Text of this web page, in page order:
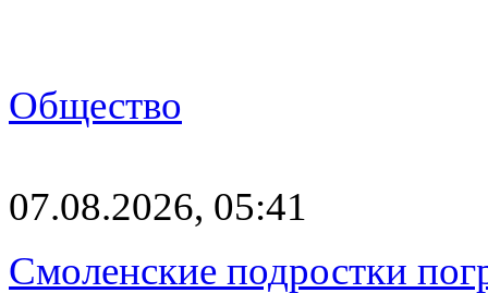
Общество
07.08.2026, 05:41
Смоленские подростки